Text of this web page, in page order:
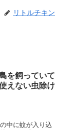
リトルチキン
を飼っていて
えない虫除け
中に蚊が入り込